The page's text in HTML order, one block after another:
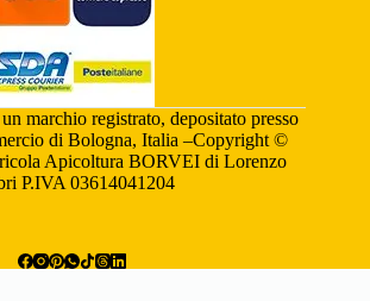
marchio registrato, depositato presso
di Bologna, Italia –Copyright ©
Apicoltura BORVEI di Lorenzo
P.IVA 03614041204